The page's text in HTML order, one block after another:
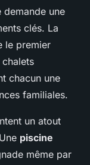
une
clés. La
le premier
chalets
chacun une
familiales.
un atout
piscine
même par